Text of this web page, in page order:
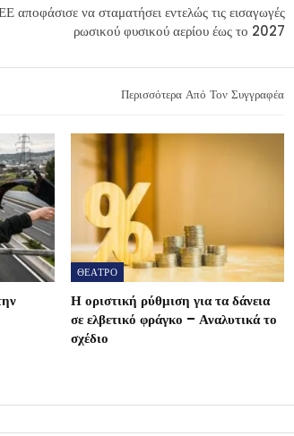
αποφάσισε να σταματήσει εντελώς τις εισαγωγές
ρωσικού φυσικού αερίου έως το 2027
Περισσότερα Από Τον Συγγραφέα
ΘΕΑΤΡΟ
Η οριστική ρύθμιση για τα δάνεια
σε ελβετικό φράγκο – Αναλυτικά το
σχέδιο